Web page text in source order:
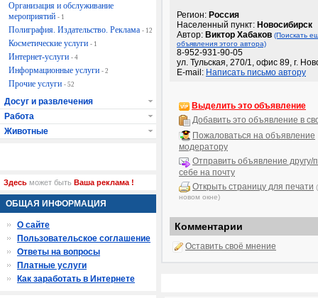
Регион: Россия
Населенный пункт: Новосибирск
Автор: Виктор Хабаков (Поискать
объявления этого автора)
8-952-931-90-05
ул. Тульская, 270/1, офис 89, г.
E-mail: Написать письмо автору
Выделить это объявление
Добавить это объявление в
Пожаловаться на объявление
модератору
Отправить объявление другу/
себе на почту
Открыть страницу для печати
новом окне)
Комментарии
Оставить своё мнение
Организация и обслуживание
мероприятий - 1
Полиграфия. Издательство. Реклама - 12
Косметические услуги - 1
Интернет-услуги - 4
Информационные услуги - 2
Прочие услуги - 52
Досуг и развлечения
Работа
Животные
Здесь может быть Ваша реклама !
ОБЩАЯ ИНФОРМАЦИЯ
О сайте
Пользовательское соглашение
Ответы на вопросы
Платные услуги
Как заработать в Интернете